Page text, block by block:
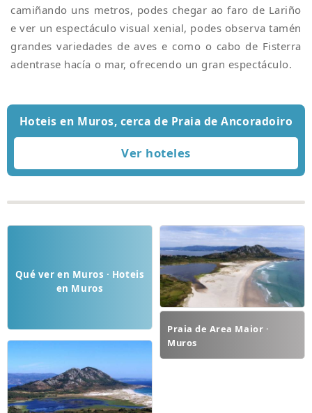
camiñando uns metros, podes chegar ao faro de Lariño
e ver un espectáculo visual xenial, podes observa tamén
grandes variedades de aves e como o cabo de Fisterra
adentrase hacía o mar, ofrecendo un gran espectáculo.
Hoteis en Muros, cerca de Praia de Ancoradoiro
Qué ver en Muros · Hoteis
en Muros
Praia de Area Maior ·
Muros